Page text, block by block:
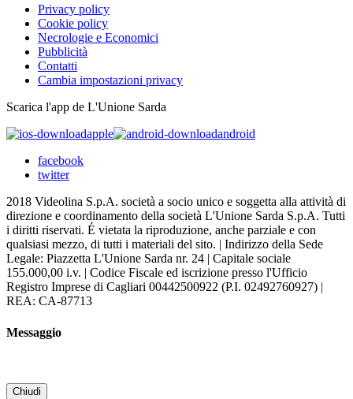
Privacy policy
Cookie policy
Necrologie e Economici
Pubblicità
Contatti
Cambia impostazioni privacy
Scarica l'app de L'Unione Sarda
apple
android
facebook
twitter
2018 Videolina S.p.A. società a socio unico e soggetta alla attività di
direzione e coordinamento della società L'Unione Sarda S.p.A. Tutti
i diritti riservati. É vietata la riproduzione, anche parziale e con
qualsiasi mezzo, di tutti i materiali del sito. | Indirizzo della Sede
Legale: Piazzetta L'Unione Sarda nr. 24 | Capitale sociale
155.000,00 i.v. | Codice Fiscale ed iscrizione presso l'Ufficio
Registro Imprese di Cagliari 00442500922 (P.I. 02492760927) |
REA: CA-87713
Messaggio
Chiudi